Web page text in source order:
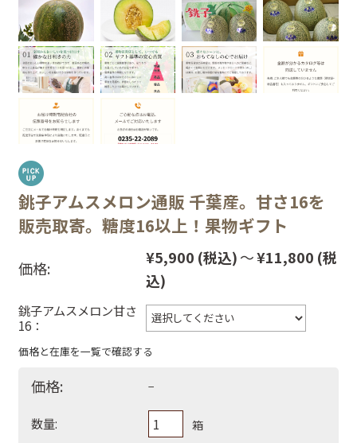
銚子アムスメロン通販 千葉産。甘さ16を
販売取寄。糖度16以上！果物ギフト
価格:
¥5,900 (税込)～¥11,800 (税
込)
銚子アムスメロン甘さ
16：
価格と在庫を一覧で確認する
価格: −
数量: 箱